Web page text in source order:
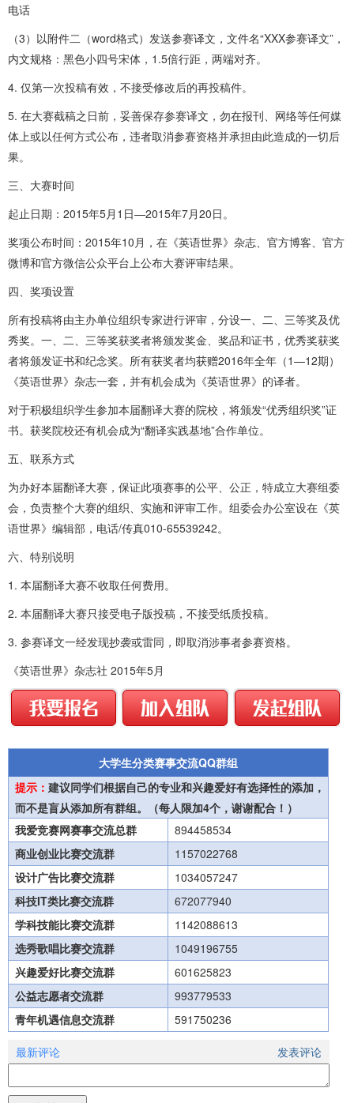
电话
（3）以附件二（word格式）发送参赛译文，文件名“XXX参赛译文”，
内文规格：黑色小四号宋体，1.5倍行距，两端对齐。
4. 仅第一次投稿有效，不接受修改后的再投稿件。
5. 在大赛截稿之日前，妥善保存参赛译文，勿在报刊、网络等任何媒
体上或以任何方式公布，违者取消参赛资格并承担由此造成的一切后
果。
三、大赛时间
起止日期：2015年5月1日—2015年7月20日。
奖项公布时间：2015年10月，在《英语世界》杂志、官方博客、官方
微博和官方微信公众平台上公布大赛评审结果。
四、奖项设置
所有投稿将由主办单位组织专家进行评审，分设一、二、三等奖及优
秀奖。一、二、三等奖获奖者将颁发奖金、奖品和证书，优秀奖获奖
者将颁发证书和纪念奖。所有获奖者均获赠2016年全年（1—12期）
《英语世界》杂志一套，并有机会成为《英语世界》的译者。
对于积极组织学生参加本届翻译大赛的院校，将颁发“优秀组织奖”证
书。获奖院校还有机会成为“翻译实践基地”合作单位。
五、联系方式
为办好本届翻译大赛，保证此项赛事的公平、公正，特成立大赛组委
会，负责整个大赛的组织、实施和评审工作。组委会办公室设在《英
语世界》编辑部，电话/传真010-65539242。
六、特别说明
1. 本届翻译大赛不收取任何费用。
2. 本届翻译大赛只接受电子版投稿，不接受纸质投稿。
3. 参赛译文一经发现抄袭或雷同，即取消涉事者参赛资格。
《英语世界》杂志社 2015年5月
大学生分类赛事交流QQ群组
提示： 建议同学们根据自己的专业和兴趣爱好有选择性的添加，
而不是盲从添加所有群组。（每人限加4个，谢谢配合！）
我爱竞赛网赛事交流总群
894458534
商业创业比赛交流群
1157022768
设计广告比赛交流群
1034057247
科技IT类比赛交流群
672077940
学科技能比赛交流群
1142088613
选秀歌唱比赛交流群
1049196755
兴趣爱好比赛交流群
601625823
公益志愿者交流群
993779533
青年机遇信息交流群
591750236
发表评论
最新评论